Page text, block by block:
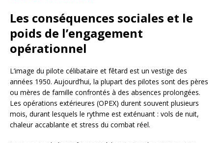
Les conséquences sociales et le
poids de l’engagement
opérationnel
L’image du pilote célibataire et fêtard est un vestige des
années 1950. Aujourd’hui, la plupart des pilotes sont des pères
ou mères de famille confrontés à des absences prolongées.
Les opérations extérieures (OPEX) durent souvent plusieurs
mois, durant lesquels le rythme est exténuant : vols de nuit,
chaleur accablante et stress du combat réel.